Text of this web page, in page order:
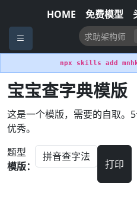
HOME 免费模型
npx skills add
宝宝查字典模版
这是一个模版，需要的自取。
优秀。
题型
模版：
打印